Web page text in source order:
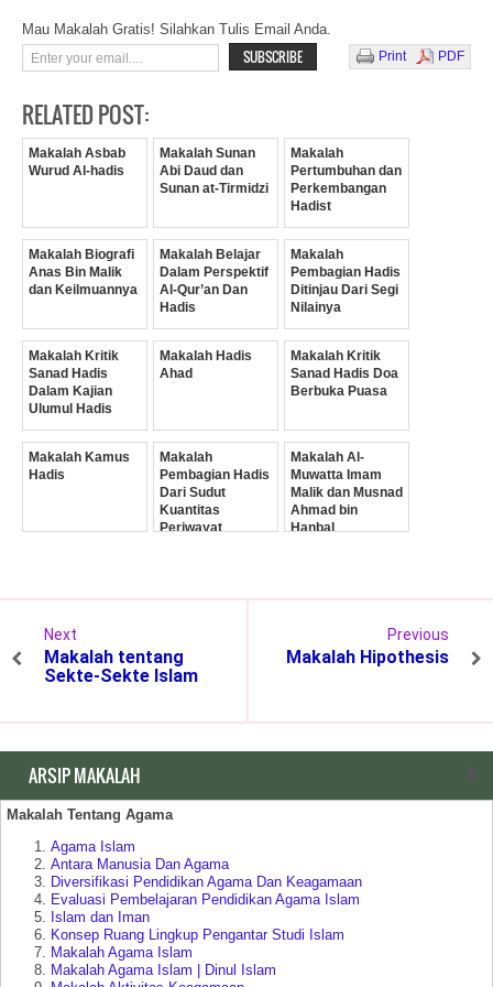
Mau Makalah Gratis! Silahkan Tulis Email Anda.
Print PDF
RELATED POST:
Makalah Asbab
Wurud Al-hadis
Makalah Sunan
Abi Daud dan
Sunan at-Tirmidzi
Makalah
Pertumbuhan dan
Perkembangan
Hadist
Makalah Biografi
Anas Bin Malik
dan Keilmuannya
Makalah Belajar
Dalam Perspektif
Al-Qur’an Dan
Hadis
Makalah
Pembagian Hadis
Ditinjau Dari Segi
Nilainya
Makalah Kritik
Sanad Hadis
Dalam Kajian
Ulumul Hadis
Makalah Hadis
Ahad
Makalah Kritik
Sanad Hadis Doa
Berbuka Puasa
Makalah Kamus
Hadis
Makalah
Pembagian Hadis
Dari Sudut
Kuantitas
Periwayat
Makalah Al-
Muwatta Imam
Malik dan Musnad
Ahmad bin
Hanbal
Next
Makalah tentang
Sekte-Sekte Islam
Previous
Makalah Hipothesis
ARSIP MAKALAH
Makalah Tentang Agama
Agama Islam
Antara Manusia Dan Agama
Diversifikasi Pendidikan Agama Dan Keagamaan
Evaluasi Pembelajaran Pendidikan Agama Islam
Islam dan Iman
Konsep Ruang Lingkup Pengantar Studi Islam
Makalah Agama Islam
Makalah Agama Islam | Dinul Islam